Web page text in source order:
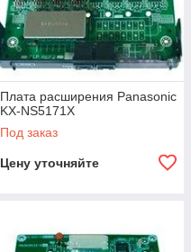
Плата расширения Panasonic
KX-NS5171X
Под заказ
Цену уточняйте